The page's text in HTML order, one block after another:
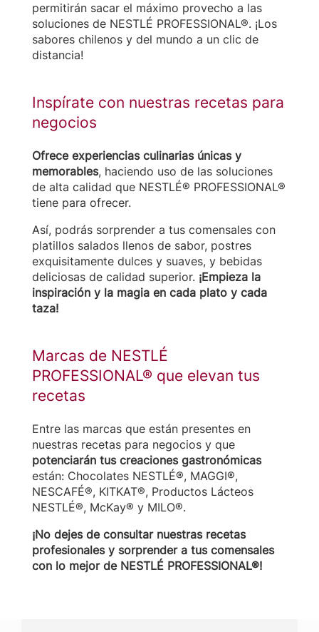
permitirán sacar el máximo provecho a las
soluciones de NESTLÉ PROFESSIONAL®. ¡Los
sabores chilenos y del mundo a un clic de
distancia!
Inspírate con nuestras recetas para
negocios
Ofrece experiencias culinarias únicas y
memorables, haciendo uso de las soluciones
de alta calidad que NESTLÉ® PROFESSIONAL®
tiene para ofrecer.
Así, podrás sorprender a tus comensales con
platillos salados llenos de sabor, postres
exquisitamente dulces y suaves, y bebidas
deliciosas de calidad superior. ¡Empieza la
inspiración y la magia en cada plato y cada
taza!
Marcas de NESTLÉ
PROFESSIONAL® que elevan tus
recetas
Entre las marcas que están presentes en
nuestras recetas para negocios y que
potenciarán tus creaciones gastronómicas
están: Chocolates NESTLÉ®, MAGGI®,
NESCAFÉ®, KITKAT®, Productos Lácteos
NESTLÉ®, McKay® y MILO®.
¡No dejes de consultar nuestras recetas
profesionales y sorprender a tus comensales
con lo mejor de NESTLÉ PROFESSIONAL®!